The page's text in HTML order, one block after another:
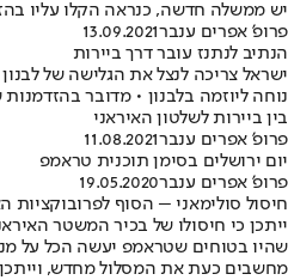
יש ממשלה חדשה, כנראה הקלו עליו
פרופ' אפרים ענבר13.09.2021
הנתיב לנתנז עובר דרך ביירות
ישראל צריכה לנצל את הגלישה של לבנון
נוחה ליוזמה בלבנון • מדובר
בין ביירות לשלטון האיראני
פרופ' אפרים ענבר11.08.2021
יום ירושלים בסימן תוכנית טראמפ
פרופ' אפרים ענבר19.05.2020
חיסול סולימאני – הסוף לפרובוקציות
ייתכן כי חיסולו של בכיר המשטר
שהיו בטוחים שטראמפ יעשה הכל על
מחשבים כעת את המסלול מחדש, וייתכן